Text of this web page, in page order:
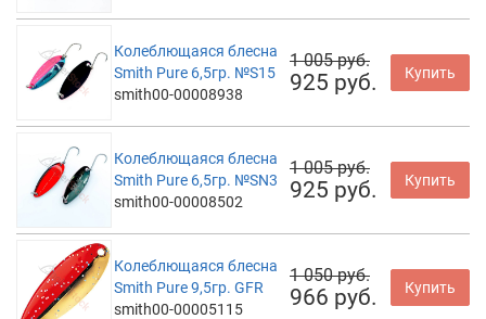
Колеблющаяся блесна
Smith Pure 6,5гр. №S15
smith00-00008938
1 005 руб.
925 руб. Купить
Колеблющаяся блесна
Smith Pure 6,5гр. №SN3
smith00-00008502
1 005 руб.
925 руб. Купить
Колеблющаяся блесна
Smith Pure 9,5гр. GFR
smith00-00005115
1 050 руб.
966 руб. Купить